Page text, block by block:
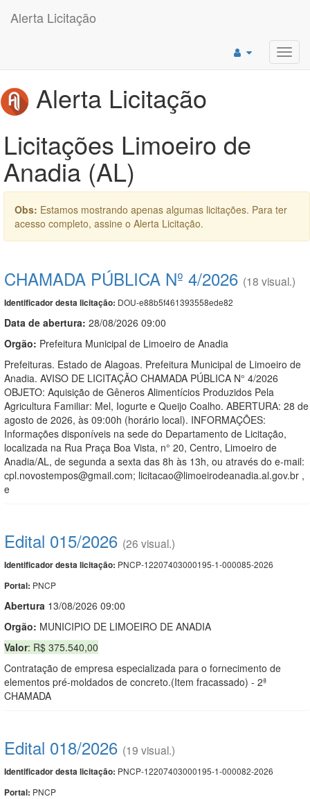
Alerta Licitação
Alerta Licitação
Licitações Limoeiro de
Anadia (AL)
Obs: Estamos mostrando apenas algumas licitações. Para ter
acesso completo, assine o Alerta Licitação.
CHAMADA PÚBLICA Nº 4/2026 (18 visual.)
Identificador desta licitação: DOU-e88b5f461393558ede82
Data de abertura: 28/08/2026 09:00
Orgão: Prefeitura Municipal de Limoeiro de Anadia
Prefeituras. Estado de Alagoas. Prefeitura Municipal de Limoeiro de
Anadia. AVISO DE LICITAÇÃO CHAMADA PÚBLICA N° 4/2026
OBJETO: Aquisição de Gêneros Alimentícios Produzidos Pela
Agricultura Familiar: Mel, Iogurte e Queijo Coalho. ABERTURA: 28 de
agosto de 2026, às 09:00h (horário local). INFORMAÇÕES:
Informações disponíveis na sede do Departamento de Licitação,
localizada na Rua Praça Boa Vista, n° 20, Centro, Limoeiro de
Anadia/AL, de segunda a sexta das 8h às 13h, ou através do e-mail:
cpl.novostempos@gmail.com; licitacao@limoeirodeanadia.al.gov.br ,
e
Edital 015/2026 (26 visual.)
Identificador desta licitação: PNCP-12207403000195-1-000085-2026
Portal: PNCP
Abertura 13/08/2026 09:00
Orgão: MUNICIPIO DE LIMOEIRO DE ANADIA
Valor: R$ 375.540,00
Contratação de empresa especializada para o fornecimento de
elementos pré-moldados de concreto.(Item fracassado) - 2ª
CHAMADA
Edital 018/2026 (19 visual.)
Identificador desta licitação: PNCP-12207403000195-1-000082-2026
Portal: PNCP